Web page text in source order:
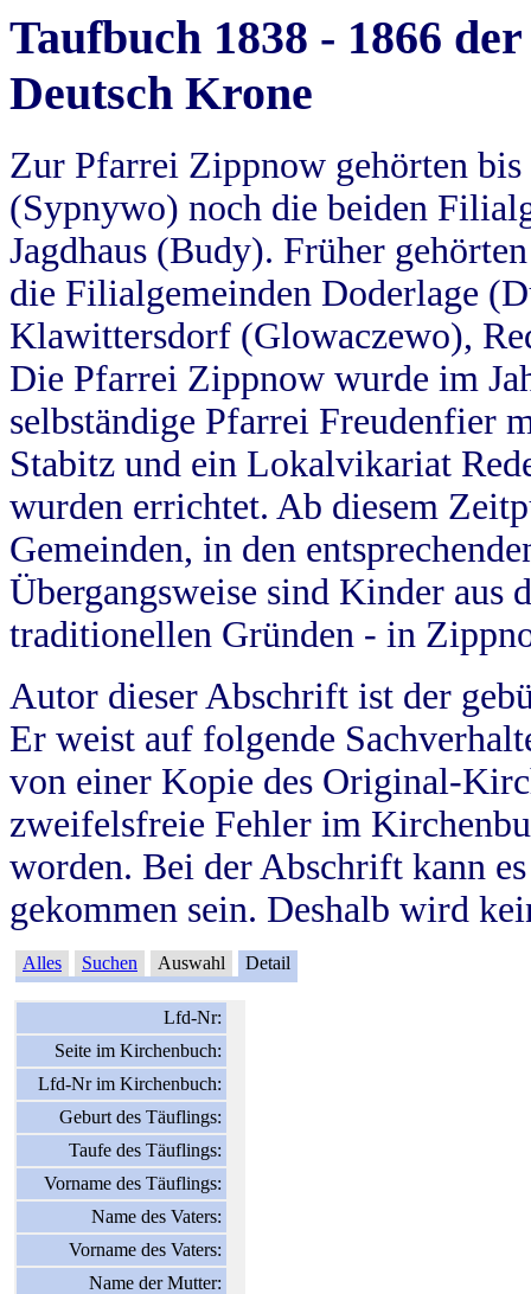
Taufbuch 1838 - 1866
Deutsch Krone
Zur Pfarrei Zippnow gehörten
(Sypnywo) noch die beiden
Jagdhaus (Budy). Früher
die Filialgemeinden Doderlage
Klawittersdorf (Glowaczewo),
Die Pfarrei Zippnow wurde im
selbständige Pfarrei Freudenfier
Stabitz und ein Lokalvikariat
wurden errichtet. Ab diesem
Gemeinden, in den
Übergangsweise sind Kinder aus
traditionellen Gründen - in
Autor dieser Abschrift ist der
Er weist auf folgende
von einer Kopie des Original-
zweifelsfreie Fehler im
worden. Bei der Abschrift kann
gekommen sein. Deshalb wird
Alles Suchen Auswahl Detail
Lfd-Nr:
Seite im Kirchenbuch:
Lfd-Nr im Kirchenbuch:
Geburt des Täuflings:
Taufe des Täuflings:
Vorname des Täuflings:
Name des Vaters:
Vorname des Vaters:
Name der Mutter: